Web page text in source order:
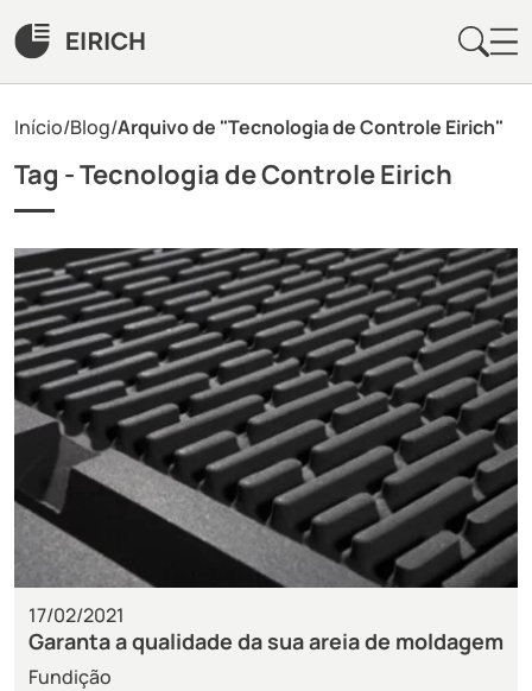
Início/Blog/Arquivo de "Tecnologia de Controle Eirich"
Tag -Tecnologia de Controle Eirich
17/02/2021
Garanta a qualidade da sua areia de moldagem
Fundição